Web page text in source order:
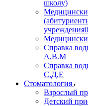
школу)
учреждения0
Справка
А,В.М
Справка
С,Д,Е
Стоматология
Взрослый
Детский